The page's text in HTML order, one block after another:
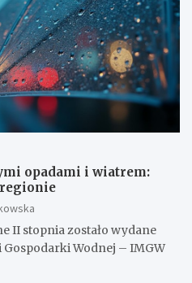
opadami i wiatrem:
II stopnia zostało wydane
Wodnej – IMGW